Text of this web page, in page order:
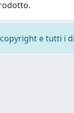
e tutti i